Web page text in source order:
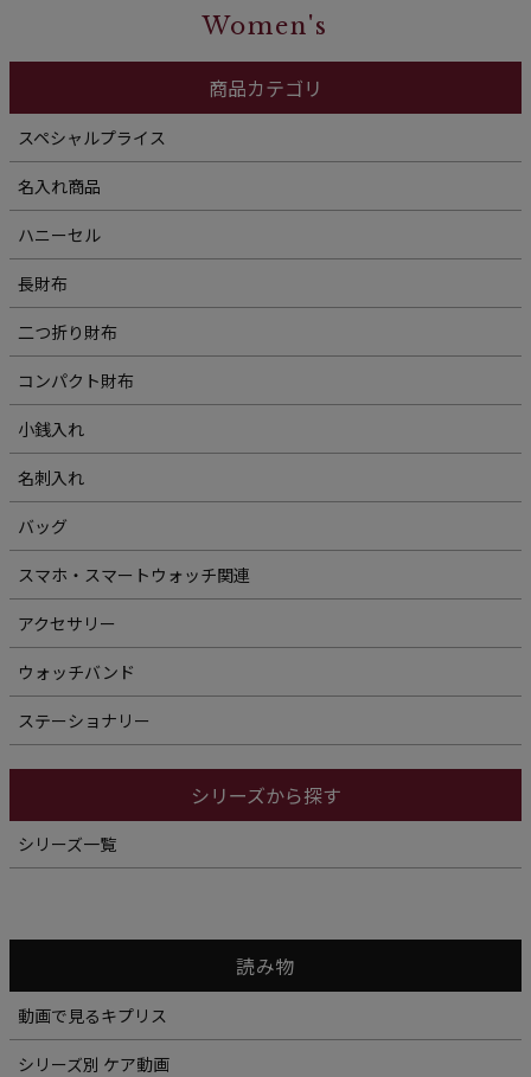
Women's
商品カテゴリ
スペシャルプライス
名入れ商品
ハニーセル
長財布
二つ折り財布
コンパクト財布
小銭入れ
名刺入れ
バッグ
スマホ・スマートウォッチ関連
アクセサリー
ウォッチバンド
ステーショナリー
シリーズから探す
シリーズ一覧
読み物
動画で見るキプリス
シリーズ別 ケア動画